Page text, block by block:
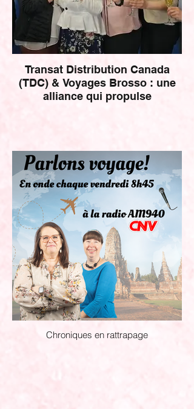
Transat Distribution Canada
(TDC) & Voyages Brosso : une
alliance qui propulse
Chroniques en rattrapage